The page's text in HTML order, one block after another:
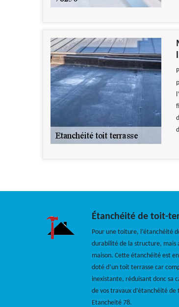
Étanchéité de toit-
Pour une toiture, l’étanchéité
durabilité de la structure, mais
maison. Cette étanchéité est
doté d’un toit terrasse car
inexistante, réduisant donc sa
de vos travaux d’étanchéité
Etancheité 78.